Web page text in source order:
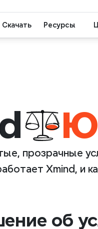
прозрачные
Xmind, и
об
Скачать Ресурсы